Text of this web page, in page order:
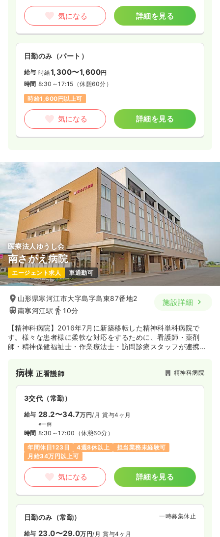
気になる 詳細を見る
日勤のみ（パート）
給与 時給1,300〜1,600円
時間 8:30～17:15 （休憩60分）
時給1,600円以上可
気になる 詳細を見る
医療法人ゆうし会
南さがえ病院
エージェント求人 車通勤可
山形県寒河江市大字島字島東87番地2
南寒河江駅
10分
施設詳細
【精神科病院】2016年7月に新築移転した精神科単科病院で
す。様々な患者様に柔軟な対応をするために、看護師・薬剤
師・精神保健福祉士・作業療法士・訪問診療スタッフが連携
ております。
病棟正看護師 精神科病院
3交代（常勤）
給与 28.2〜34.7万円/月 賞与4ヶ月
※一例
時間 8:30～17:00 （休憩60分）
年間休日123日
4週8休以上
担当業務未経験可
月給34万円以上可
気になる 詳細を見る
日勤のみ（常勤） 一時募集休止
給与 23.0〜29.0万円/月 賞与4ヶ月